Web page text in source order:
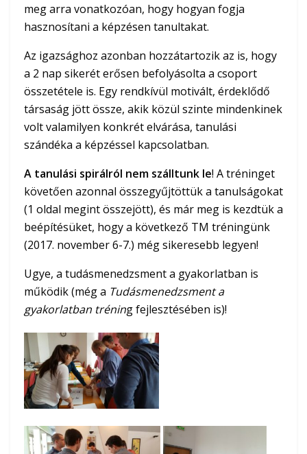
meg arra vonatkozóan, hogy hogyan fogja
hasznosítani a képzésen tanultakat.
Az igazsághoz azonban hozzátartozik az is, hogy
a 2 nap sikerét erősen befolyásolta a csoport
összetétele is. Egy rendkívül motivált, érdeklődő
társaság jött össze, akik közül szinte mindenkinek
volt valamilyen konkrét elvárása, tanulási
szándéka a képzéssel kapcsolatban.
A tanulási spirálról nem szálltunk le! A tréninget
követően azonnal összegyűjtöttük a tanulságokat
(1 oldal megint összejött), és már meg is kezdtük a
beépítésüket, hogy a következő TM tréningünk
(2017. november 6-7.) még sikeresebb legyen!
Ugye, a tudásmenedzsment a gyakorlatban is
működik (még a Tudásmenedzsment a
gyakorlatban tréning fejlesztésében is)!